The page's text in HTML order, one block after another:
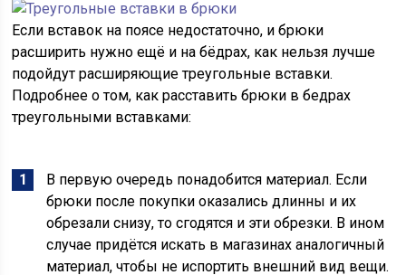
Если вставок на поясе недостаточно, и брюки
расширить нужно ещё и на бёдрах, как нельзя лучше
подойдут расширяющие треугольные вставки.
Подробнее о том, как расставить брюки в бедрах
треугольными вставками:
В первую очередь понадобится материал. Если
брюки после покупки оказались длинны и их
обрезали снизу, то сгодятся и эти обрезки. В ином
случае придётся искать в магазинах аналогичный
материал, чтобы не испортить внешний вид вещи.